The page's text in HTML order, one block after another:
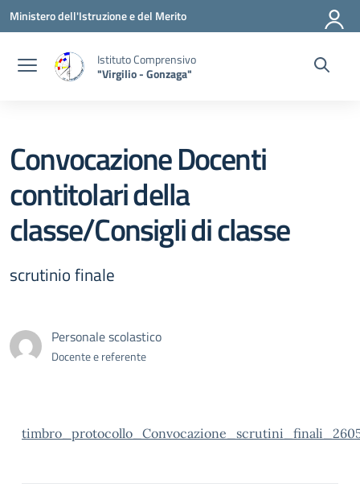
Vai ai contenuti
Vai al menu di navigazione
Vai al footer
Ministero dell'Istruzione e del Merito
Istituto Comprensivo
"Virgilio - Gonzaga"
Convocazione Docenti
contitolari della
classe/Consigli di classe
scrutinio finale
Personale scolastico
Docente e referente